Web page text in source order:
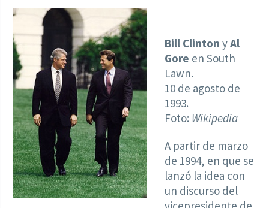
Bill Clinton yAl
Gore en South
Lawn.
10 de agosto de
1993.
Foto: Wikipedia
A partir de marzo
de 1994, en que se
lanzó la idea con
un discurso del